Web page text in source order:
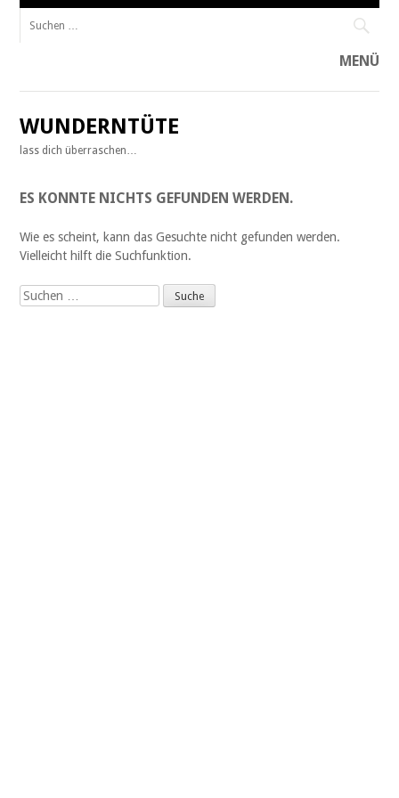
MENÜ
Zum
springen
WUNDERNTÜTE
lass dich überraschen…
ES KONNTE NICHTS GEFUNDEN WERDEN.
Wie es scheint, kann das Gesuchte nicht gefunden werden.
Vielleicht hilft die Suchfunktion.
Suche
nach: